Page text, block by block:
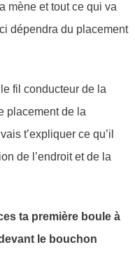
mène et tout ce qui va
dépendra du placement
fil conducteur de la
placement de la
t’expliquer ce qu’il
de l’endroit et de la
ta première boule à
le bouchon